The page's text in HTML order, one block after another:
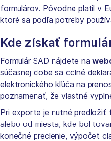
formulárov. Pôvodne platil v
ktoré sa podľa potreby
Kde získať
Formulár SAD nájdete na
súčasnej dobe sa colné
elektronického kľúča na
poznamenať, že vlastné
Pri exporte je nutné predložiť
alebo od miesta, kde bol
konečné preclenie, výpočet